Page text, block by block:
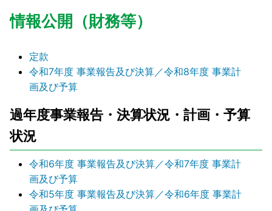
情報公開（財務等）
定款
令和7年度 事業報告及び決算／令和8年度 事業計
画及び予算
過年度事業報告・決算状況・計画・予算
状況
令和6年度 事業報告及び決算／令和7年度 事業計
画及び予算
令和5年度 事業報告及び決算／令和6年度 事業計